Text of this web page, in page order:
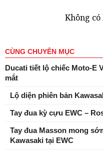
Không
CÙNG CHUYÊN MỤC
Ducati tiết lộ chiếc Moto-E
mắt
Lộ diện phiên bản
Tay đua kỳ cựu EWC –
Tay đua Masson mong
Kawasaki tại EWC